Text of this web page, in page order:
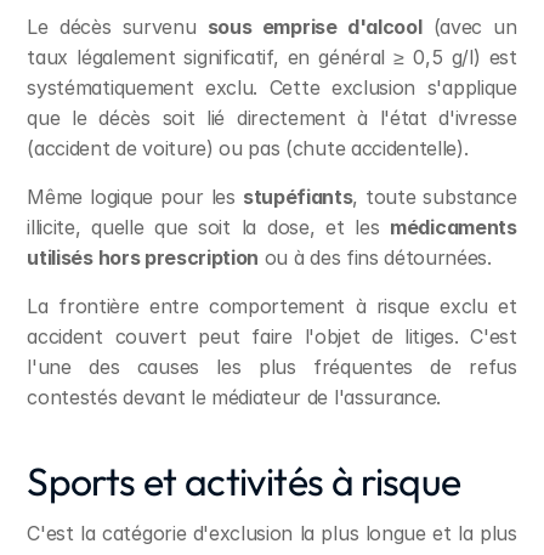
Le décès survenu sous emprise d'alcool (avec un
taux légalement significatif, en général ≥ 0,5 g/l) est
systématiquement exclu. Cette exclusion s'applique
que le décès soit lié directement à l'état d'ivresse
(accident de voiture) ou pas (chute accidentelle).
Même logique pour les stupéfiants, toute substance
illicite, quelle que soit la dose, et les médicaments
utilisés hors prescription ou à des fins détournées.
La frontière entre comportement à risque exclu et
accident couvert peut faire l'objet de litiges. C'est
l'une des causes les plus fréquentes de refus
contestés devant le médiateur de l'assurance.
Sports et activités à risque
C'est la catégorie d'exclusion la plus longue et la plus